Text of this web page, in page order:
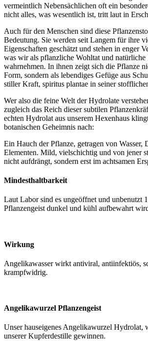
vermeintlich Nebensächlichen oft ein
nicht alles, was wesentlich ist, tritt laut in
Auch für den Menschen sind diese
Bedeutung. Sie werden seit Langem für ihre
Eigenschaften geschätzt und stehen in enger
was wir als pflanzliche Wohltat und natürliche
wahrnehmen. In ihnen zeigt sich die Pflanze
Form, sondern als lebendiges Gefüge aus
stiller Kraft, spiritus plantae in seiner
Wer also die feine Welt der Hydrolate
zugleich das Reich dieser subtilen
echten Hydrolat aus unserem Hexenhaus
botanischen Geheimnis nach:
Ein Hauch der Pflanze, getragen von Wasser,
Elementen. Mild, vielschichtig und von jener
nicht aufdrängt, sondern erst im achtsamen
Mindesthaltbarkeit
Laut Labor sind es ungeöffnet und unbenutzt
Pflanzengeist dunkel und kühl aufbewahrt
Wirkung
Angelikawasser wirkt antiviral, antiinfektiös,
krampfwidrig.
Angelikawurzel Pflanzengeist
Unser hauseigenes Angelikawurzel Hydrolat,
unserer Kupferdestille gewinnen.